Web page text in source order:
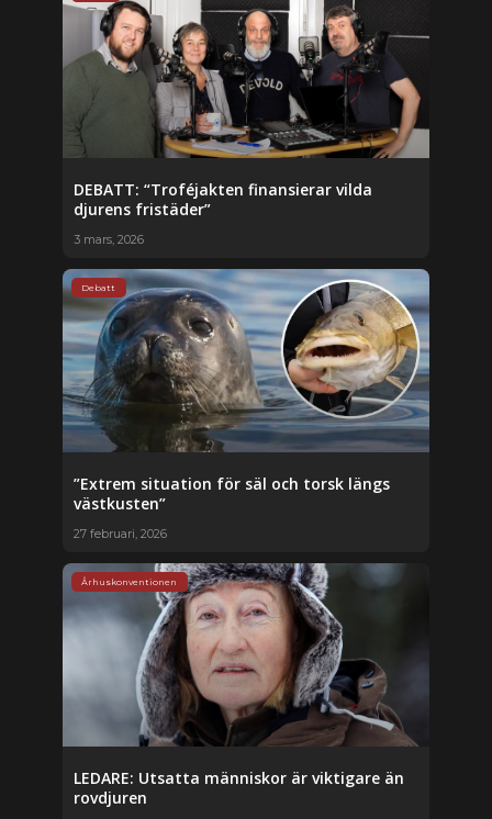
DEBATT: “Troféjakten finansierar vilda
djurens fristäder”
3 mars, 2026
Debatt
”Extrem situation för säl och torsk längs
västkusten”
27 februari, 2026
Århuskonventionen
LEDARE: Utsatta människor är viktigare än
rovdjuren